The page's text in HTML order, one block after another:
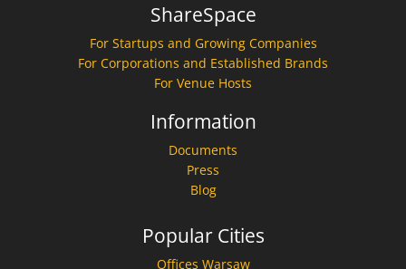
ShareSpace
For Startups and Growing Companies
For Corporations and Established Brands
For Venue Hosts
Popular Cities
Offices Warsaw
Information
Documents
Press
Blog